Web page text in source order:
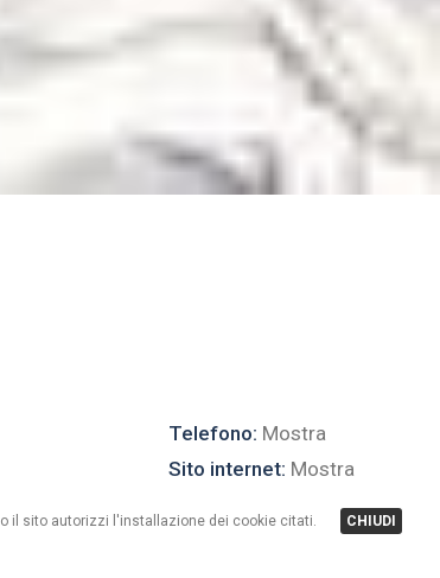
Telefono: Mostra
Sito internet: Mostra
il sito autorizzi l'installazione dei cookie citati. CHIUDI